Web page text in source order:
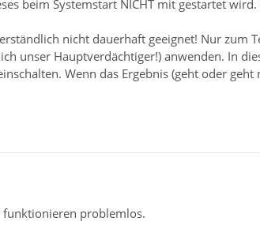
beim Systemstart NICHT mit gestartet
nicht dauerhaft geeignet! Nur zum
unser Hauptverdächtiger!) anwenden. In
Wenn das Ergebnis (geht oder
funktionieren problemlos.